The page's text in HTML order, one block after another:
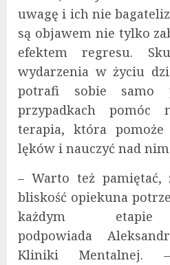
uwagę i ich nie
są objawem nie tylko
efektem regresu.
wydarzenia w życiu
potrafi sobie samo
przypadkach pomóc
terapia, która
lęków i nauczyć nad
– Warto też pamiętać,
bliskość opiekuna
każdym
podpowiada
Kliniki Mentalnej.